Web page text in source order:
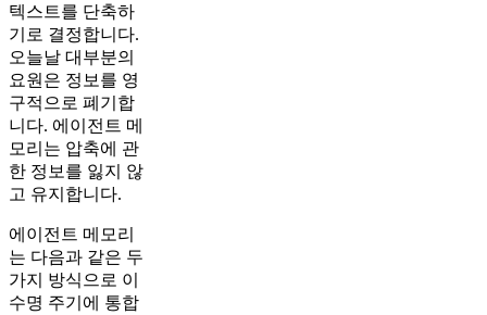
텍스트를 단축하
기로 결정합니다.
오늘날 대부분의
요원은 정보를 영
구적으로 폐기합
니다. 에이전트 메
모리는 압축에 관
한 정보를 잃지 않
고 유지합니다.
에이전트 메모리
는 다음과 같은 두
가지 방식으로 이
수명 주기에 통합